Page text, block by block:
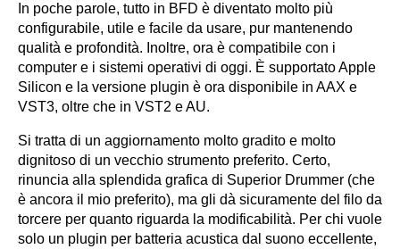
In poche parole, tutto in BFD è diventato molto più
configurabile, utile e facile da usare, pur mantenendo
qualità e profondità. Inoltre, ora è compatibile con i
computer e i sistemi operativi di oggi. È supportato Apple
Silicon e la versione plugin è ora disponibile in AAX e
VST3, oltre che in VST2 e AU.
Si tratta di un aggiornamento molto gradito e molto
dignitoso di un vecchio strumento preferito. Certo,
rinuncia alla splendida grafica di Superior Drummer (che
è ancora il mio preferito), ma gli dà sicuramente del filo da
torcere per quanto riguarda la modificabilità. Per chi vuole
solo un plugin per batteria acustica dal suono eccellente,